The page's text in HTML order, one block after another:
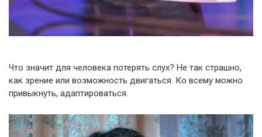
Что значит для человека потерять слух? Не так страшно,
как зрение или возможность двигаться. Ко всему можно
привыкнуть, адаптироваться.